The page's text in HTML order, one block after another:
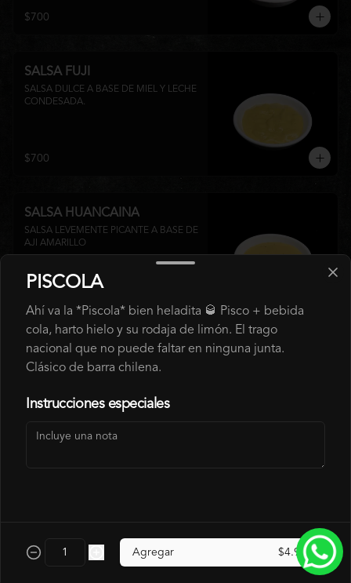
$700
SALSA FUJI
SALSA DULCE A BASE DE MIEL Y LECHE
CONDESADA.
$700
SALSA HUANCAINA
SALSA LEVEMENTE PICANTE A BASE DE
AJI AMARILLO
SALSA LOVE
SALSA ROJA A BASE DE PIMENTON
$700
PISCOLA
Ahí va la *Piscola* bien heladita 🥃 Pisco + bebida
cola, harto hielo y su rodaja de limón. El trago
nacional que no puede faltar en ninguna junta.
Clásico de barra chilena.
Instrucciones especiales
Agregar $4.990